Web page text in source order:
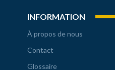
INFORMATION
À propos de nous
Contact
Glossaire